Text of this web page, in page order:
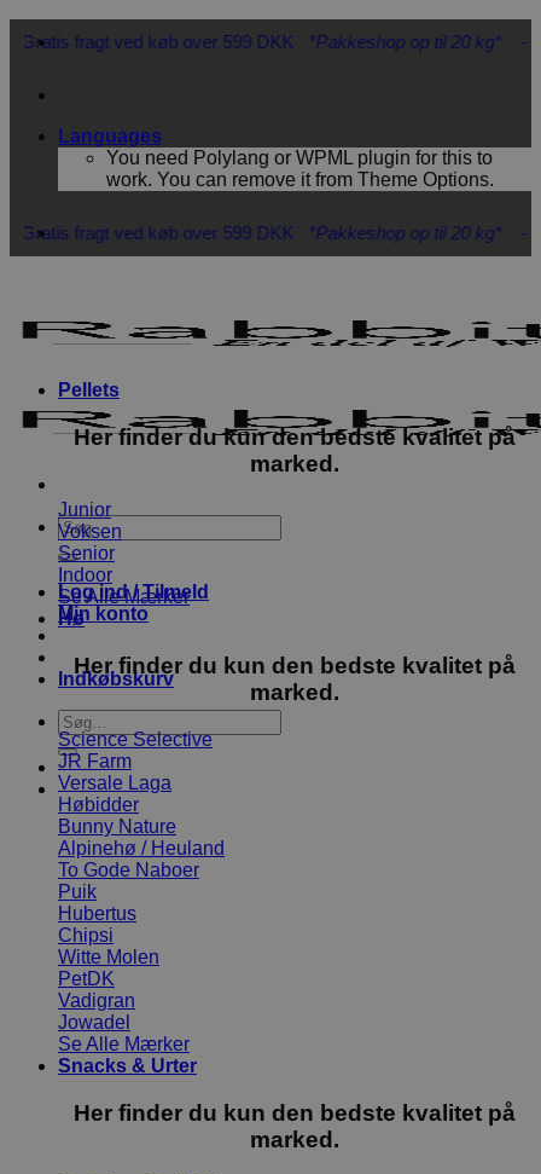
ved køb over 599 DKK*Pakkeshop op til 20 kg* - Hurtig
Languages
You need Polylang or WPML plugin for this to
work. You can remove it from Theme Options.
ved køb over 599 DKK*Pakkeshop op til 20 kg* - Hurtig
Søg
efter:
Log ind / Tilmeld
Min konto
Indkøbskurv
Søg
efter:
Pellets
Her finder du kun den bedste kvalitet på
marked.
Junior
Voksen
Senior
Indoor
Se Alle Mærker
Hø
Her finder du kun den bedste kvalitet på
marked.
Science Selective
JR Farm
Versale Laga
Høbidder
Bunny Nature
Alpinehø / Heuland
To Gode Naboer
Puik
Hubertus
Chipsi
Witte Molen
PetDK
Vadigran
Jowadel
Se Alle Mærker
Snacks & Urter
Her finder du kun den bedste kvalitet på
marked.